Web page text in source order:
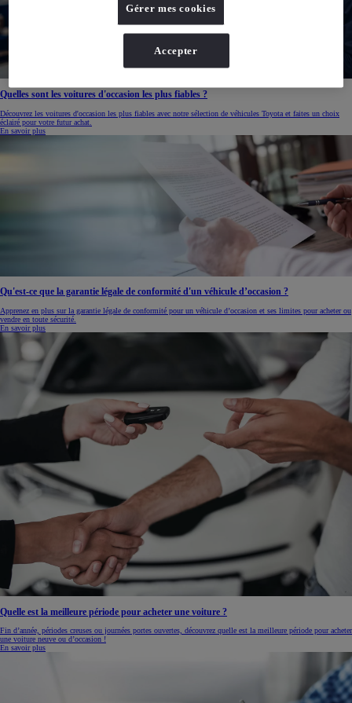
Quelles sont les voitures d'occasion les plus fiables ?
Découvrez les voitures d'occasion les plus fiables avec notre sélection de véhicules Toyota et faites un choix
éclairé pour votre futur achat.
En savoir plus
Qu'est-ce que la garantie légale de conformité d'un véhicule d’occasion ?
Apprenez en plus sur la garantie légale de conformité pour un véhicule d’occasion et ses limites pour acheter ou
vendre en toute sécurité.
En savoir plus
Quelle est la meilleure période pour acheter une voiture ?
Fin d’année, périodes creuses ou journées portes ouvertes, découvrez quelle est la meilleure période pour acheter
une voiture neuve ou d’occasion !
En savoir plus
Gérer mes cookies
Accepter